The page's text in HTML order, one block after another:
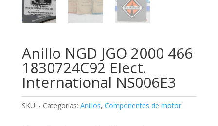
Anillo NGD JGO 2000 466
1830724C92 Elect.
International NS006E3
SKU: - Categorías: Anillos, Componentes de motor